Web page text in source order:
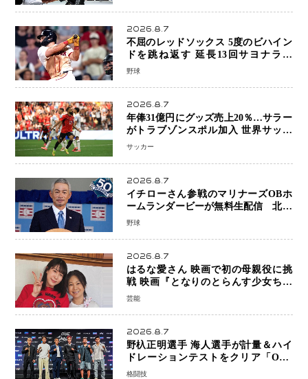
2026.8.7
不屈のレッドソックス 5度のビハイン
ドを跳ね返す 延長13回サヨナラ勝
ち 吉田正尚選手も2安打1打点で貢献 4
野球
2026.8.7
年俸31億円にグッズ売上20％…サラー
がトラブゾンスポル加入 世界サッカ
ーは「五大リーグ一強」から新時代へ
サッカー
2026.8.7
イチローさん参戦のマリナーズOBホ
ームランダービーが無料生配信 北米
ならではの“魅せる興行”に世界が注目
野球
2026.8.7
はるな愛さん 映画で初の母親役に挑
戦 映画『となりのとらんす少女ちゃ
ん』11月7日公開 未来の自分との対話
芸能
2026.8.7
野杁正明選手 海人選手が計量＆ハイ
ドレーションテストをクリア「ONE
SAMURAI 2」決戦へ万全の準備整う
格闘技